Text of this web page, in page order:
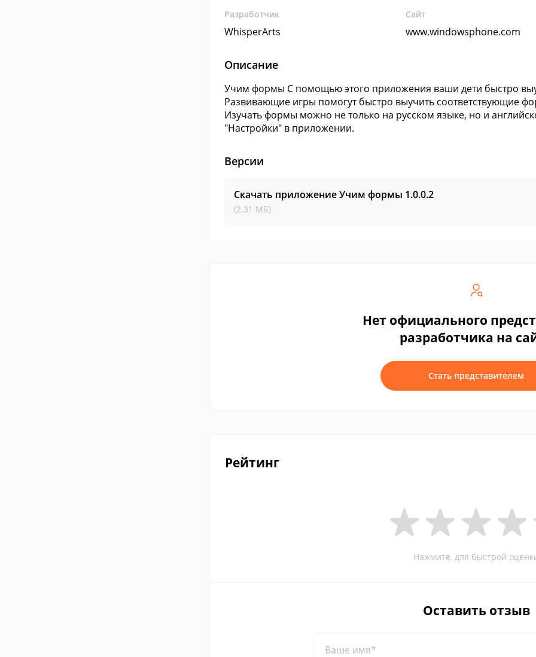
Разработчик
WhisperArts
Сайт
www.windowsphone.com
Описание
Учим формы С помощью этого приложения ваши дети быстро
Развивающие игры помогут быстро выучить соответствующие
Изучать формы можно не только на русском языке, но и
"Настройки" в приложении.
Версии
Скачать приложение Учим формы 1.0.0.2
(2.31 МБ)
Нет официального
разработчика на
Стать представителем
Рейтинг
Нажмите, для быстрой
Оставить отзыв
Ваше имя*